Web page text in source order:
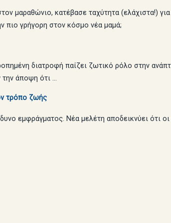
μαραθώνιο, κατέβασε ταχύτητα (ελάχιστα!)
πιο γρήγορη στον κόσμο νέα μαμά;
διατροφή παίζει ζωτικό ρόλο στην
την άποψη ότι …
τρόπο ζωής
εμφράγματος. Νέα μελέτη αποδεικνύει ότι